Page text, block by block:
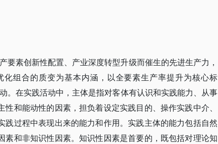
要素创新性配置、产业深度转型升级而催生的先进生产力，
组合的质变为基本内涵，以全要素生产率提升为核心标
。在实践活动中，主体是指对客体有认识和实践能力、从事
和能动性的因素，担负着设定实践目的、操作实践中介、
过程中表现出来的能力和作用。实践主体的能力包括自然
和非知识性因素。知识性因素是首要的，既包括对理论知